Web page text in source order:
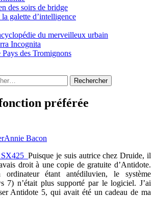
des soirs de bridge
galette d’intelligence
du merveilleux urbain
Incognita
Pays des Tromignons
préférée
Annie Bacon
Puisque je suis autrice chez Druide, il
droit à une copie de gratuite d’Antidote.
étant antédiluvien, le système
7) n’était plus supporté par le logiciel. J’ai
Antidote 5, qui avait été un cadeau de ma